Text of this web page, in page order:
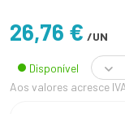
26,76 € /UN
Disponível
Aos valores acresce